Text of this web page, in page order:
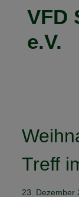
VFD
e.V.
Treff
23. Dezember